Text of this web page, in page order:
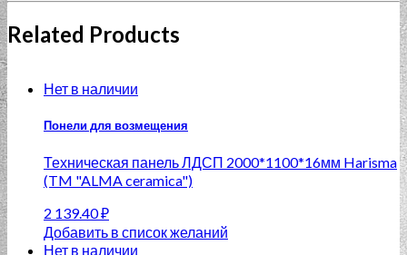
Related Products
Нет в наличии
Понели для возмещения
Техническая панель ЛДСП 2000*1100*16мм Harisma
(TM "ALMA ceramica")
2 139.40₽
Добавить в список желаний
Нет в наличии